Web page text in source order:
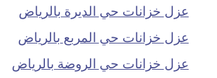
عزل خزانات حي الديرة بالرياض
عزل خزانات حي المربع بالرياض
عزل خزانات حي الروضة بالرياض